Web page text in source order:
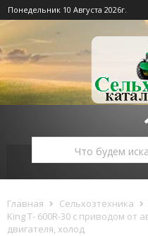
Понедельник 10 Августа 2026г.
Главная Сельхозтехника
King T- 600R-30 с приводом от
двигателя, холод